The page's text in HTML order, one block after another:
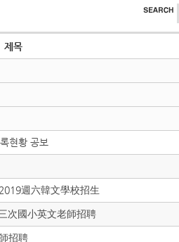
제목
현황 공보
週六韓文學校招生
次國小英文老師招聘
招聘